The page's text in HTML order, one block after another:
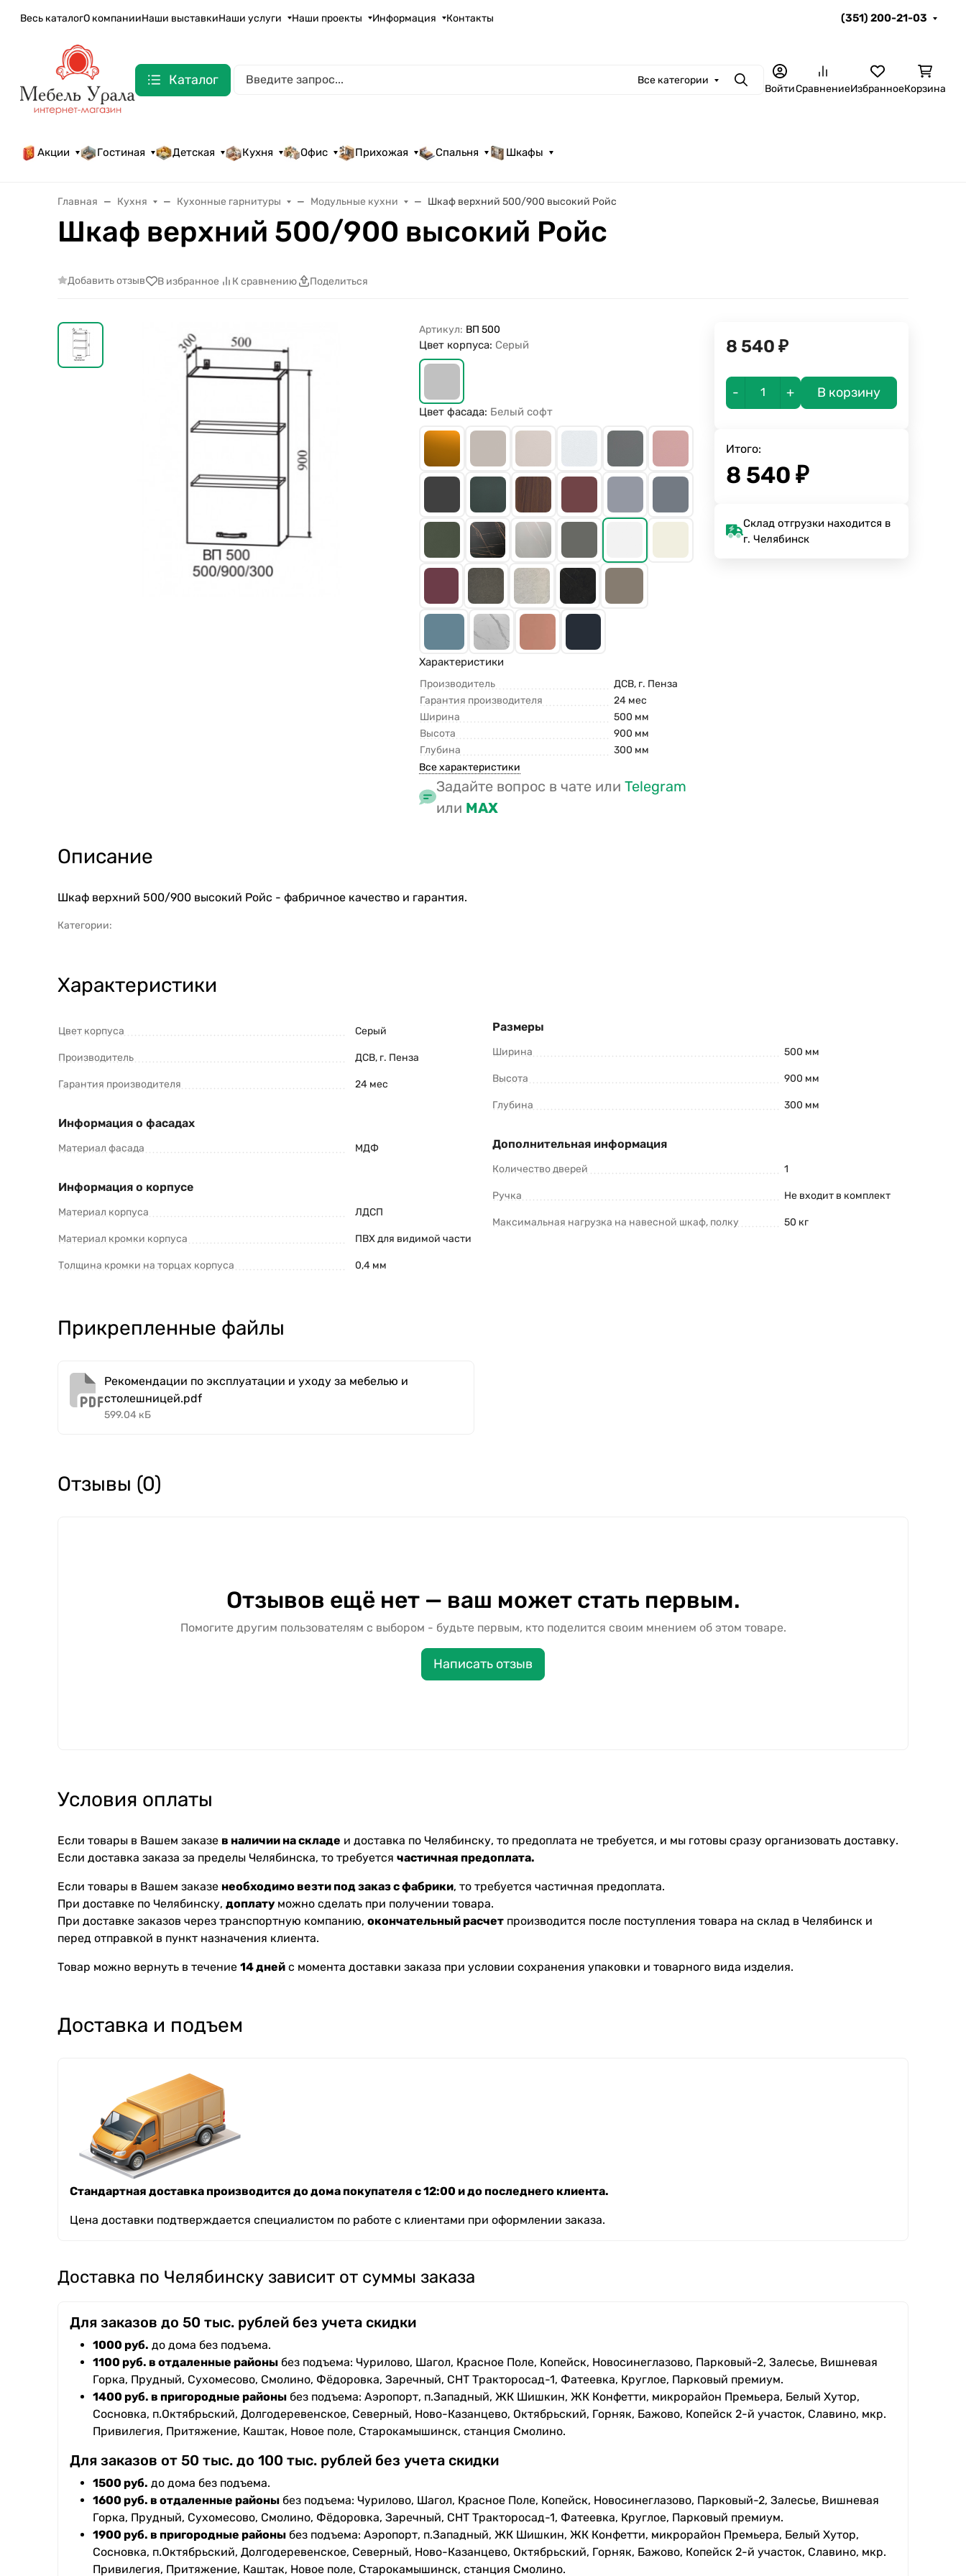
Весь каталогО компанииНаши выставкиНаши услуги Наши проекты Информация Контакты (351) 200-21-03
Каталог Все категории ПоискВойтиСравнениеИзбранноеКорзина
Акции Гостиная Детская Кухня Офис Прихожая Спальня Шкафы
Главная Кухня Кухонные гарнитуры Модульные кухни Шкаф верхний 500/900 высокий Ройс
Шкаф верхний 500/900 высокий Ройс
Добавить отзыв В избранное К сравнению Поделиться
Артикул: ВП 500
Цвет корпуса: Серый
Цвет фасада: Белый софт
Характеристики
Производитель
ДСВ, г. Пенза
Гарантия производителя
24 мес
Ширина
500 мм
Высота
900 мм
Глубина
300 мм
Все характеристики
Задайте вопрос в чате илиTelegram
или MAX
8 540 ₽
- + В корзину
Итого:
8 540 ₽
Склад отгрузки находится в
г. Челябинск
Описание
Шкаф верхний 500/900 высокий Ройс - фабричное качество и гарантия.
Категории:
Характеристики
Цвет корпуса Серый
Производитель ДСВ, г. Пенза
Гарантия производителя 24 мес
Информация о фасадах
Материал фасада МДФ
Информация о корпусе
Материал корпуса ЛДСП
Материал кромки корпуса ПВХ для видимой части
Толщина кромки на торцах корпуса 0,4 мм
Размеры
Ширина 500 мм
Высота 900 мм
Глубина 300 мм
Дополнительная информация
Количество дверей 1
Ручка Не входит в комплект
Максимальная нагрузка на навесной шкаф, полку 50 кг
Прикрепленные файлы
Рекомендации по эксплуатации и уходу за мебелью и
столешницей.pdf
599.04 кБ
Отзывы (0)
Отзывов ещё нет — ваш может стать первым.
Помогите другим пользователям с выбором - будьте первым, кто поделится своим мнением об этом товаре.
Написать отзыв
Условия оплаты
Если товары в Вашем заказе в наличии на складе и доставка по Челябинску, то предоплата не требуется, и мы готовы сразу организовать доставку.
Если доставка заказа за пределы Челябинска, то требуется частичная предоплата.
Если товары в Вашем заказе необходимо везти под заказ с фабрики, то требуется частичная предоплата.
При доставке по Челябинску, доплату можно сделать при получении товара.
При доставке заказов через транспортную компанию, окончательный расчет производится после поступления товара на склад в Челябинск и
перед отправкой в пункт назначения клиента.
Товар можно вернуть в течение 14 дней с момента доставки заказа при условии сохранения упаковки и товарного вида изделия.
Доставка и подъем
Стандартная доставка производится до дома покупателя с 12:00 и до последнего клиента.
Цена доставки подтверждается специалистом по работе с клиентами при оформлении заказа.
Доставка по Челябинску зависит от суммы заказа
Для заказов до 50 тыс. рублей без учета скидки
1000 руб. до дома без подъема.
1100 руб. в отдаленные районы без подъема: Чурилово, Шагол, Красное Поле, Копейск, Новосинеглазово, Парковый-2, Залесье, Вишневая
Горка, Прудный, Сухомесово, Смолино, Фёдоровка, Заречный, СНТ Тракторосад-1, Фатеевка, Круглое, Парковый премиум.
1400 руб. в пригородные районы без подъема: Аэропорт, п.Западный, ЖК Шишкин, ЖК Конфетти, микрорайон Премьера, Белый Хутор,
Сосновка, п.Октябрьский, Долгодеревенское, Северный, Ново-Казанцево, Октябрьский, Горняк, Бажово, Копейск 2-й участок, Славино, мкр.
Привилегия, Притяжение, Каштак, Новое поле, Старокамышинск, станция Смолино.
Для заказов от 50 тыс. до 100 тыс. рублей без учета скидки
1500 руб. до дома без подъема.
1600 руб. в отдаленные районы без подъема: Чурилово, Шагол, Красное Поле, Копейск, Новосинеглазово, Парковый-2, Залесье, Вишневая
Горка, Прудный, Сухомесово, Смолино, Фёдоровка, Заречный, СНТ Тракторосад-1, Фатеевка, Круглое, Парковый премиум.
1900 руб. в пригородные районы без подъема: Аэропорт, п.Западный, ЖК Шишкин, ЖК Конфетти, микрорайон Премьера, Белый Хутор,
Сосновка, п.Октябрьский, Долгодеревенское, Северный, Ново-Казанцево, Октябрьский, Горняк, Бажово, Копейск 2-й участок, Славино, мкр.
Привилегия, Притяжение, Каштак, Новое поле, Старокамышинск, станция Смолино.